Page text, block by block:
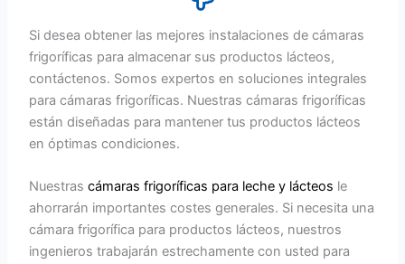
Si desea obtener las mejores instalaciones de cámaras
frigoríficas para almacenar sus productos lácteos,
contáctenos. Somos expertos en soluciones integrales
para cámaras frigoríficas. Nuestras cámaras frigoríficas
están diseñadas para mantener tus productos lácteos
en óptimas condiciones.
Nuestrascámaras frigoríficas para leche y lácteos le
ahorrarán importantes costes generales. Si necesita una
cámara frigorífica para productos lácteos, nuestros
ingenieros trabajarán estrechamente con usted para